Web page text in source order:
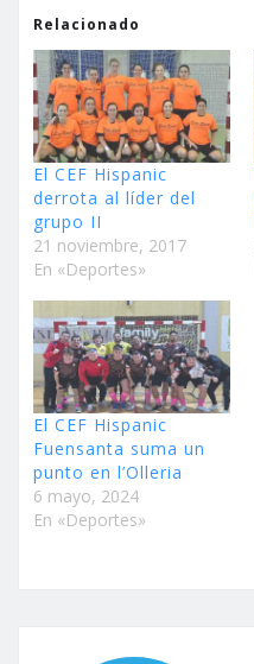
Relacionado
El CEF Hispanic
derrota al líder del
grupo II
21 noviembre, 2017
En «Deportes»
El CEF Hispanic
Fuensanta suma un
punto en l’Olleria
6 mayo, 2024
En «Deportes»